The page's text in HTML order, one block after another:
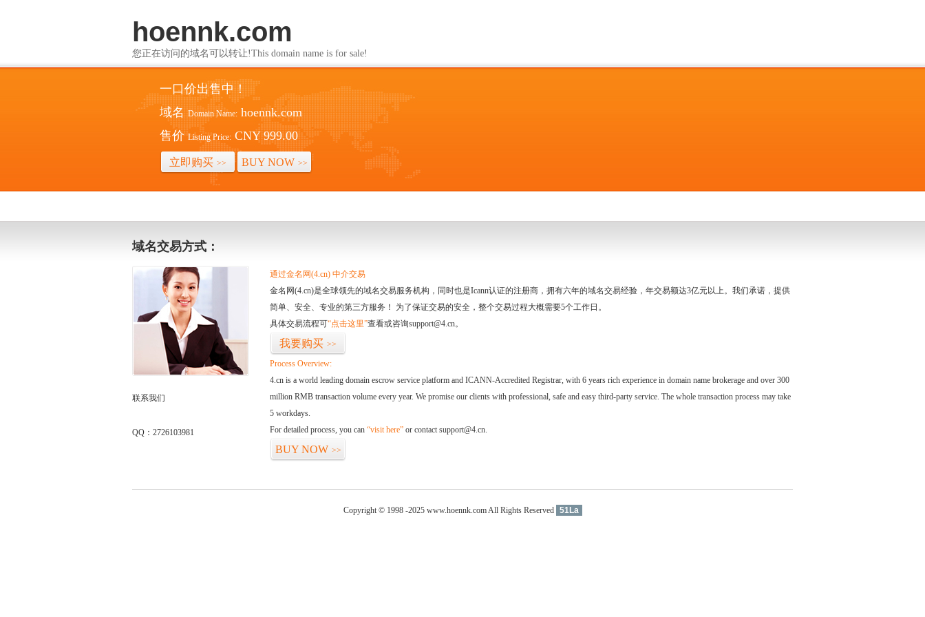
hoennk.com
您正在访问的域名可以转让!This domain name is for sale!
一口价出售中！
域名 Domain Name: hoennk.com
售价 Listing Price: CNY 999.00
立即购买 >> BUY NOW >>
域名交易方式：
联系我们
QQ：2726103981
通过金名网(4.cn) 中介交易
金名网(4.cn)是全球领先的域名交易服务机构，同时也是Icann认证的注册商，拥有六年的域名交易经验，年交易额达3亿元以上。我们承诺，提供
简单、安全、专业的第三方服务！ 为了保证交易的安全，整个交易过程大概需要5个工作日。
具体交易流程可“点击这里”查看或咨询support@4.cn。
我要购买 >>
Process Overview:
4.cn is a world leading domain escrow service platform and ICANN-Accredited Registrar, with 6 years rich experience in domain name brokerage and over 300
million RMB transaction volume every year. We promise our clients with professional, safe and easy third-party service. The whole transaction process may take
5 workdays.
For detailed process, you can “visit here” or contact support@4.cn.
BUY NOW >>
Copyright © 1998 -2025 www.hoennk.com All Rights Reserved 51La